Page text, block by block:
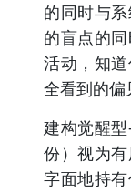
的同时与
的盲点的
活动，知
全看到的偏
建构觉醒
份）视为
字面地持